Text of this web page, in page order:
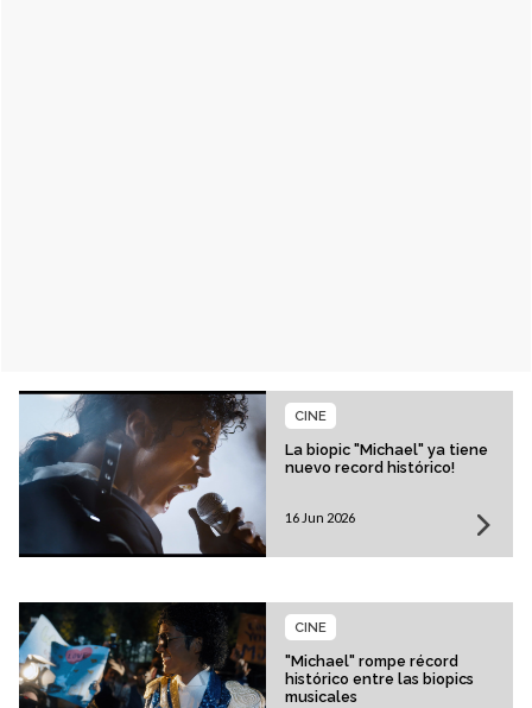
La biopic "Michael" ya tiene
nuevo record histórico!
CINE
16 Jun 2026
"Michael" rompe récord
histórico entre las biopics
musicales
CINE